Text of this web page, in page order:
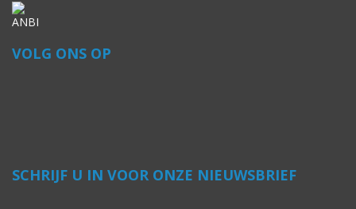
VOLG ONS OP
SCHRIJF U IN VOOR ONZE NIEUWSBRIEF